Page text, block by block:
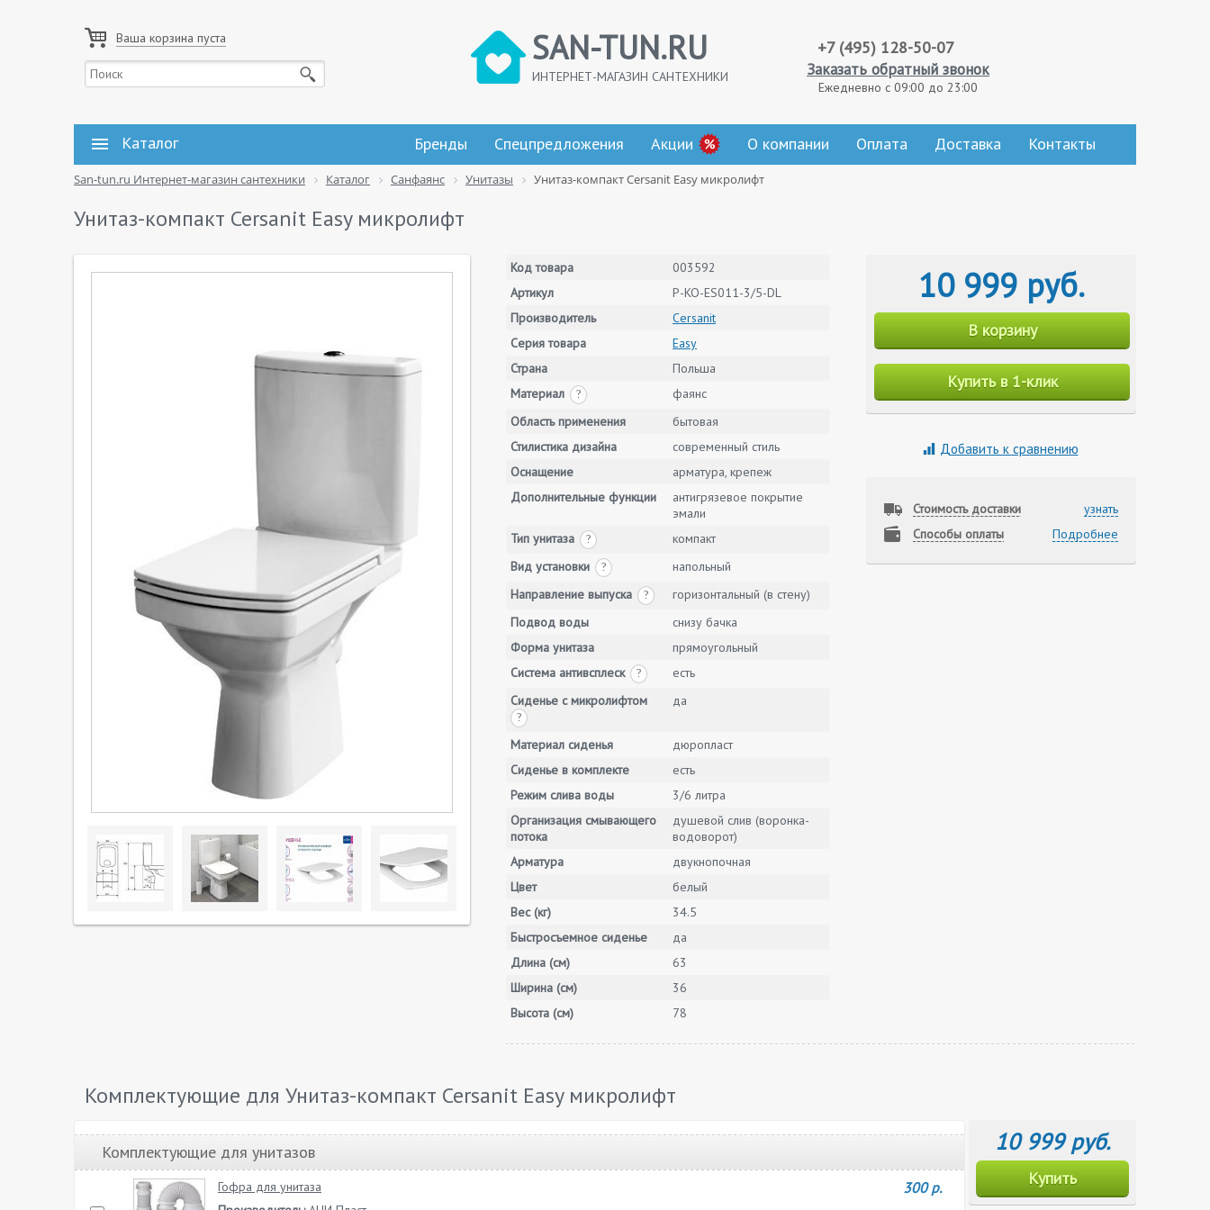
Ваша корзина пуста SAN-TUN.RU
ИНТЕРНЕТ-МАГАЗИН САНТЕХНИКИ
+7 (495) 128-50-07
Заказать обратный звонок
Ежедневно с 09:00 до 23:00
Каталог Бренды Спецпредложения Акции О компании Оплата Доставка Контакты
San-tun.ru Интернет-магазин сантехники Каталог Санфаянс Унитазы Унитаз-компакт Cersanit Easy микролифт
Унитаз-компакт Cersanit Easy микролифт
Код товара
003592
Артикул
P-KO-ES011-3/5-DL
Производитель
Cersanit
Серия товара
Easy
Страна
Польша
Материал
?
фаянс
Область применения
бытовая
Стилистика дизайна
современный стиль
Оснащение
арматура, крепеж
Дополнительные функции
антигрязевое покрытие
эмали
Тип унитаза
?
компакт
Вид установки
?
напольный
Направление выпуска
?
горизонтальный (в стену)
Подвод воды
снизу бачка
Форма унитаза
прямоугольный
Система антивсплеск
?
есть
Сиденье с микролифтом
?
да
Материал сиденья
дюропласт
Сиденье в комплекте
есть
Режим слива воды
3/6 литра
Организация смывающего
потока
душевой слив (воронка-
водоворот)
Арматура
двукнопочная
Цвет
белый
Вес (кг)
34.5
Быстросъемное сиденье
да
Длина (см)
63
Ширина (см)
36
Высота (см)
78
10 999 руб.
В корзину
Купить в 1-клик
Добавить к сравнению
Стоимость доставки
узнать
Способы оплаты
Подробнее
Комплектующие для Унитаз-компакт Cersanit Easy микролифт
Комплектующие для унитазов
Гофра для унитаза
300 р.
10 999 руб.
Купить